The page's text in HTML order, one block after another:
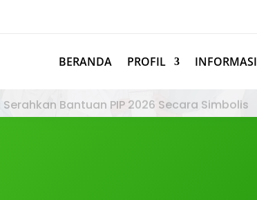
BERANDA PROFIL INFORMASI
Bantuan PIP 2026 Secara Simbolis